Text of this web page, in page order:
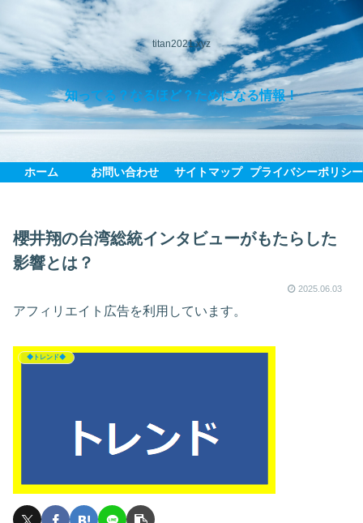
titan2021.xyz
知ってる？なるほど？ためになる情報！
ホーム お問い合わせ サイトマップ プライバシーポリシー
櫻井翔の台湾総統インタビューがもたらした
影響とは？
2025.06.03
アフィリエイト広告を利用しています。
◆トレンド◆